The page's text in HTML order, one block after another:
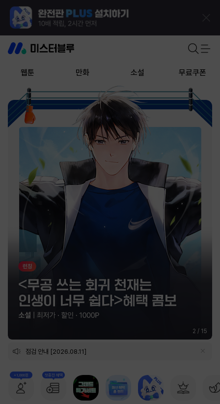
웹툰 만화 소설 무료쿠폰
2 / 15
점검 안내 [2026.08.11]
+1,000원 첫충전 혜택